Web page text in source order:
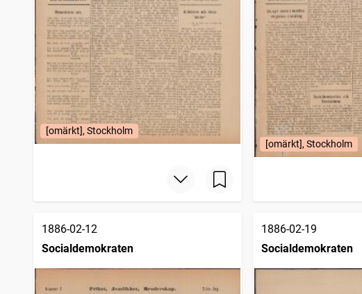
[omärkt], Stockholm
[omärkt], Stockholm
1886-02-12
Socialdemokraten
1886-02-19
Socialdemokraten